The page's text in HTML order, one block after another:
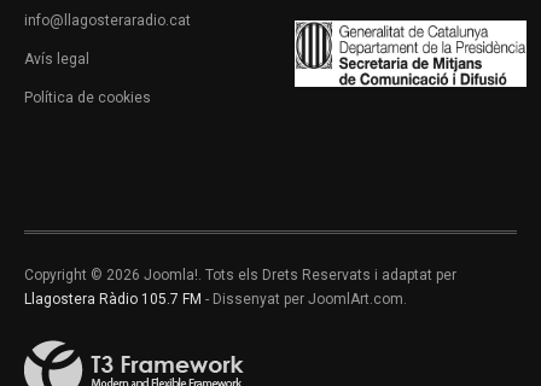
info@llagosteraradio.cat
Avís legal
Política de cookies
Copyright © 2026 Joomla!. Tots els Drets Reservats i adaptat per
Llagostera Ràdio 105.7 FM - Dissenyat per JoomlArt.com.